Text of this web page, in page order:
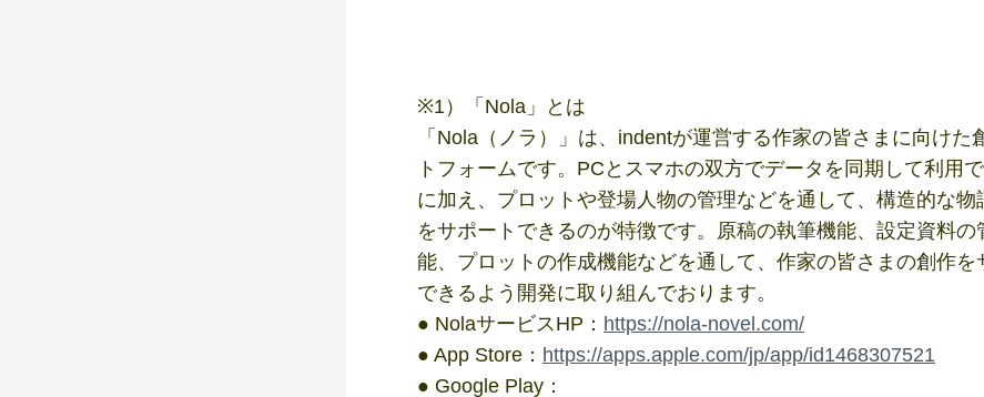
※1）「Nola」とは
「Nola（ノラ）」は、indentが運営する作家の皆さまに向けた
トフォームです。PCとスマホの双方でデータを同期して利用
に加え、プロットや登場人物の管理などを通して、構造的な物
をサポートできるのが特徴です。原稿の執筆機能、設定資料の
能、プロットの作成機能などを通して、作家の皆さまの創作を
できるよう開発に取り組んでおります。
● NolaサービスHP： https://nola-novel.com/
● App Store： https://apps.apple.com/jp/app/id1468307521
● Google Play：